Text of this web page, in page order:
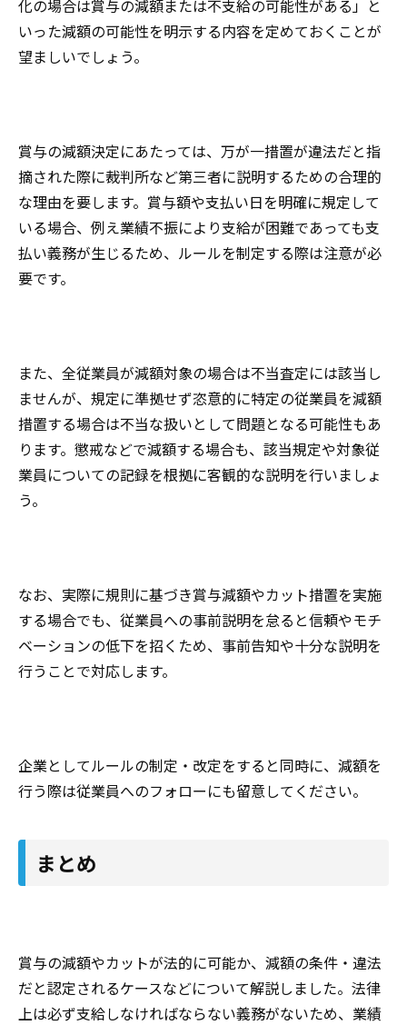
化の場合は賞与の減額または不支給の可能性がある」と
いった減額の可能性を明示する内容を定めておくことが
望ましいでしょう。
賞与の減額決定にあたっては、万が一措置が違法だと指
摘された際に裁判所など第三者に説明するための合理的
な理由を要します。賞与額や支払い日を明確に規定して
いる場合、例え業績不振により支給が困難であっても支
払い義務が生じるため、ルールを制定する際は注意が必
要です。
また、全従業員が減額対象の場合は不当査定には該当し
ませんが、規定に準拠せず恣意的に特定の従業員を減額
措置する場合は不当な扱いとして問題となる可能性もあ
ります。懲戒などで減額する場合も、該当規定や対象従
業員についての記録を根拠に客観的な説明を行いましょ
う。
なお、実際に規則に基づき賞与減額やカット措置を実施
する場合でも、従業員への事前説明を怠ると信頼やモチ
ベーションの低下を招くため、事前告知や十分な説明を
行うことで対応します。
企業としてルールの制定・改定をすると同時に、減額を
行う際は従業員へのフォローにも留意してください。
まとめ
賞与の減額やカットが法的に可能か、減額の条件・違法
だと認定されるケースなどについて解説しました。法律
上は必ず支給しなければならない義務がないため、業績